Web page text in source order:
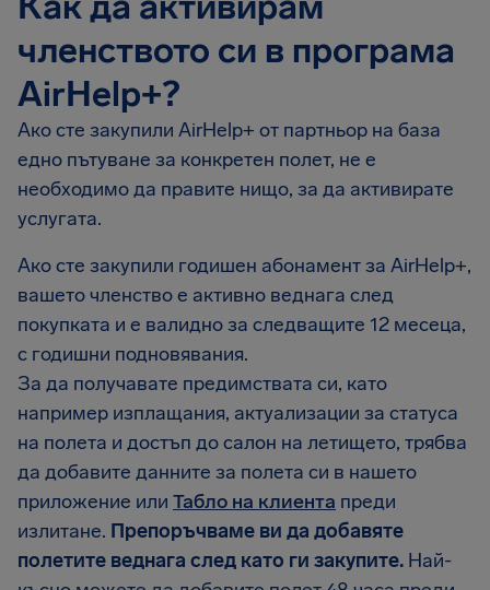
членството си в програма
AirHelp+?
Ако сте закупили AirHelp+ от партньор на база
едно пътуване за конкретен полет, не е
необходимо да правите нищо, за да активирате
услугата.
Ако сте закупили годишен абонамент за AirHelp+,
вашето членство е активно веднага след
покупката и е валидно за следващите 12 месеца,
с годишни подновявания.
За да получавате предимствата си, като
например изплащания, актуализации за статуса
на полета и достъп до салон на летището, трябва
да добавите данните за полета си в нашето
приложение или Табло на клиента преди
излитане. Препоръчваме ви да добавяте
полетите веднага след като ги закупите. Най-